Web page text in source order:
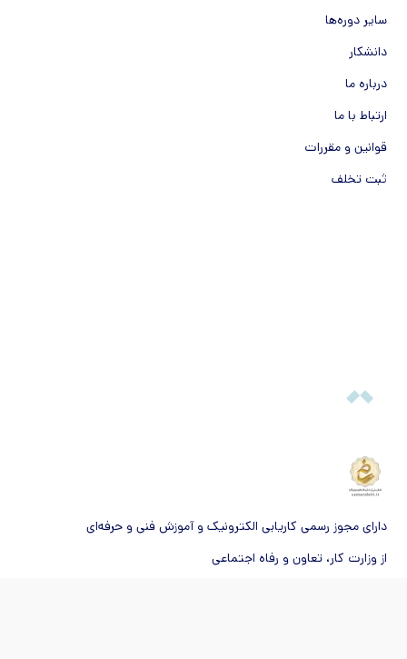
سایر دوره‌ها
دانشکار
درباره ما
ارتباط با ما
قوانین و مقررات
ثبت تخلف
دارای مجوز رسمی کاریابی الکترونیک و آموزش فنی و حرفه‌ای
از وزارت کار، تعاون و رفاه اجتماعی